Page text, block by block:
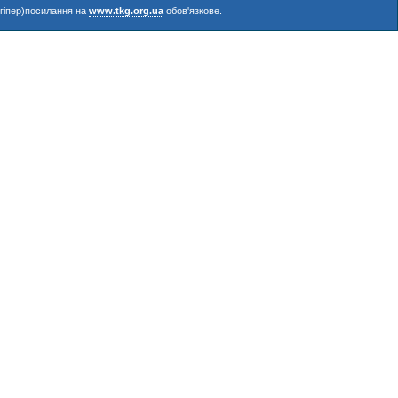
на www.tkg.org.uaобов'язкове.